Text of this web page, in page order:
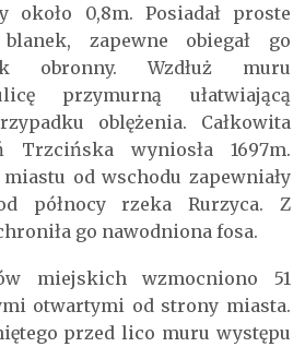
około 0,8m. Posiadał proste
zapewne obiegał go
obronny. Wzdłuż muru
przymurną ułatwiającą
oblężenia. Całkowita
Trzcińska wyniosła 1697m.
od wschodu zapewniały
północy rzeka Rurzyca. Z
go nawodniona fosa.
miejskich wzmocniono 51
otwartymi od strony miasta.
przed lico muru występu